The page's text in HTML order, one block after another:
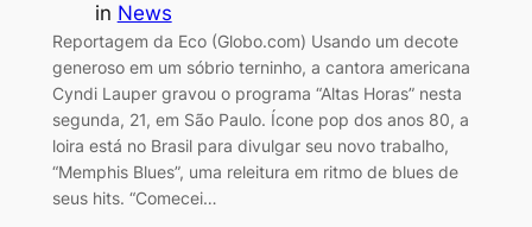
in News
Reportagem da Eco (Globo.com) Usando um decote
generoso em um sóbrio terninho, a cantora americana
Cyndi Lauper gravou o programa “Altas Horas” nesta
segunda, 21, em São Paulo. Ícone pop dos anos 80, a
loira está no Brasil para divulgar seu novo trabalho,
“Memphis Blues”, uma releitura em ritmo de blues de
seus hits. “Comecei…